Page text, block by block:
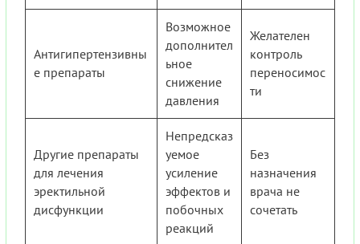
Антигипертензивны
е препараты
Возможное
дополнител
ьное
снижение
давления
Желателен
контроль
переносимос
ти
Другие препараты
для лечения
эректильной
дисфункции
Непредсказ
уемое
усиление
эффектов и
побочных
реакций
Без
назначения
врача не
сочетать